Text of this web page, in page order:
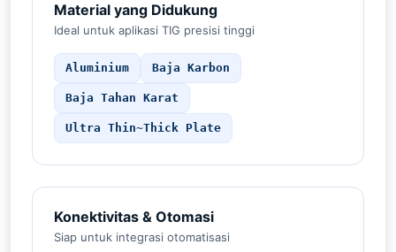
Material yang Didukung
Ideal untuk aplikasi TIG presisi tinggi
Aluminium Baja Karbon
Baja Tahan Karat
Ultra Thin~Thick Plate
Konektivitas & Otomasi
Siap untuk integrasi otomatisasi